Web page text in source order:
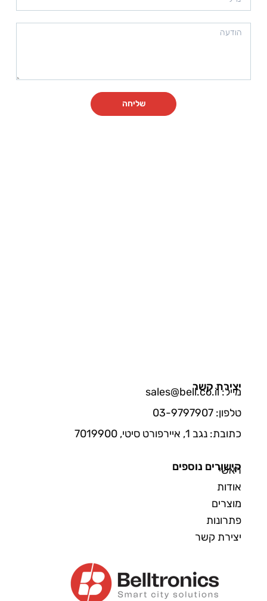
שליחה
קישורים נוספים
ראשי
אודות
מוצרים
פתרונות
יצירת קשר
יצירת קשר
מייל: sales@bell.co.il
טלפון: 03-9797907
כתובת: נגב 1, איירפורט סיטי, 7019900